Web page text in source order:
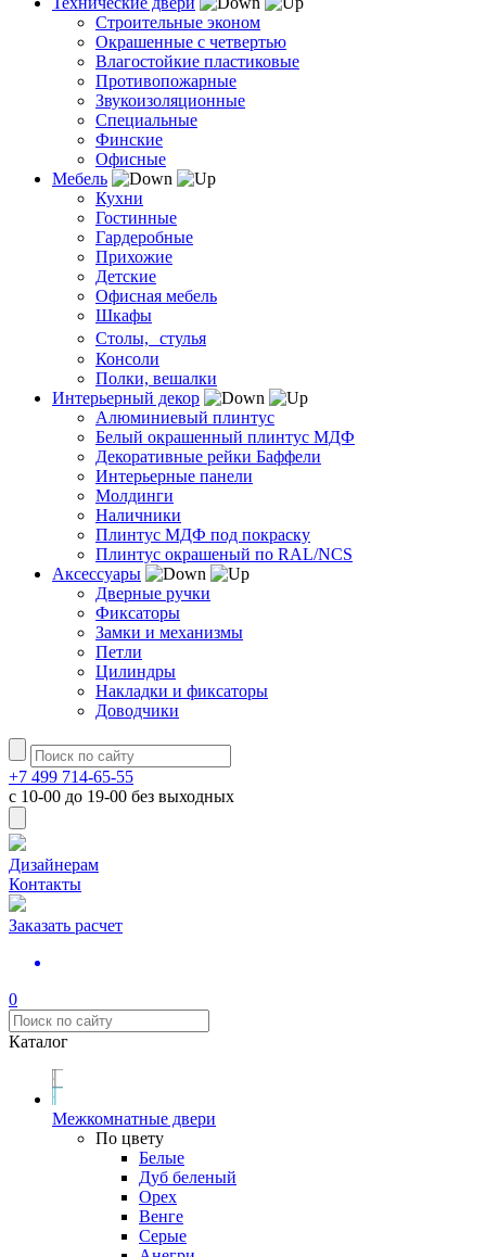
Строительные эконом
Окрашенные с четвертью
Влагостойкие пластиковые
Противопожарные
Звукоизоляционные
Специальные
Финские
Офисные
Мебель
Кухни
Гостинные
Гардеробные
Прихожие
Детские
Офисная мебель
Шкафы
Столы, стулья
Консоли
Полки, вешалки
Интерьерный декор
Алюминиевый плинтус
Белый окрашенный плинтус МДФ
Декоративные рейки Баффели
Интерьерные панели
Молдинги
Наличники
Плинтус МДФ под покраску
Плинтус окрашеный по RAL/NCS
Аксессуары
Дверные ручки
Фиксаторы
Замки и механизмы
Петли
Цилиндры
Накладки и фиксаторы
Доводчики
+7 499 714-65-55
с 10-00 до 19-00 без выходных
Дизайнерам
Контакты
Заказать расчет
0
Каталог
Межкомнатные двери
По цвету
Белые
Дуб беленый
Орех
Венге
Серые